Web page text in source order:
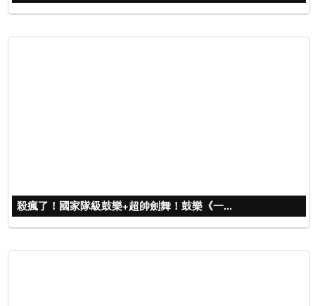
殺瘋了！國家隊級鼓樂+超帥劍舞！鼓樂《一...